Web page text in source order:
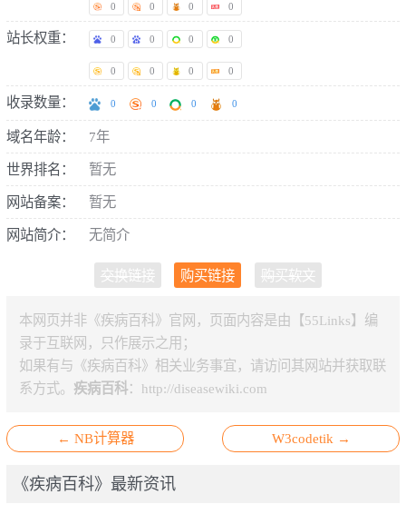
0 0 0 0
站长权重： 0 0 0 0
0 0 0 0
收录数量： 0 0 0 0
域名年龄： 7年
世界排名： 暂无
网站备案： 暂无
网站简介： 无简介
交换链接 购买链接 购买软文
本网页并非《疾病百科》官网，页面内容是由【55Links】编
录于互联网，只作展示之用；
如果有与《疾病百科》相关业务事宜，请访问其网站并获取联
系方式。 疾病百科： http://diseasewiki.com
← NB计算器 W3codetik →
《疾病百科》最新资讯